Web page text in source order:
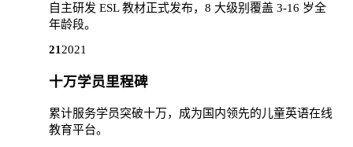
自主研发 ESL 教材正式发布，8 大级别覆盖 3-16 岁全
年龄段。
21 2021
十万学员里程碑
累计服务学员突破十万，成为国内领先的儿童英语在线
教育平台。